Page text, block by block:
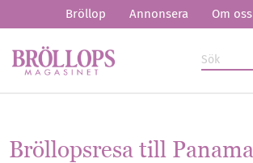
Bröllop Annonsera Om oss
Bröllopsresa till Panama